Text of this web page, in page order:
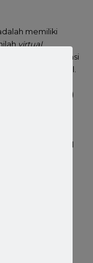
memiliki
virtual
kantor fisik di lokasi
sangat mahal.
)
mana saja, yang
hidup.
profesional
ruang